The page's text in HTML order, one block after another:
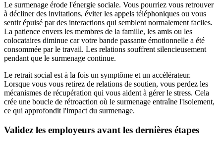
Le surmenage érode l'énergie sociale. Vous pourriez vous retrouver
à décliner des invitations, éviter les appels téléphoniques ou vous
sentir épuisé par des interactions qui semblent normalement faciles.
La patience envers les membres de la famille, les amis ou les
colocataires diminue car votre bande passante émotionnelle a été
consommée par le travail. Les relations souffrent silencieusement
pendant que le surmenage continue.
Le retrait social est à la fois un symptôme et un accélérateur.
Lorsque vous vous retirez de relations de soutien, vous perdez les
mécanismes de récupération qui vous aident à gérer le stress. Cela
crée une boucle de rétroaction où le surmenage entraîne l'isolement,
ce qui approfondit l'impact du surmenage.
Validez les employeurs avant les dernières étapes